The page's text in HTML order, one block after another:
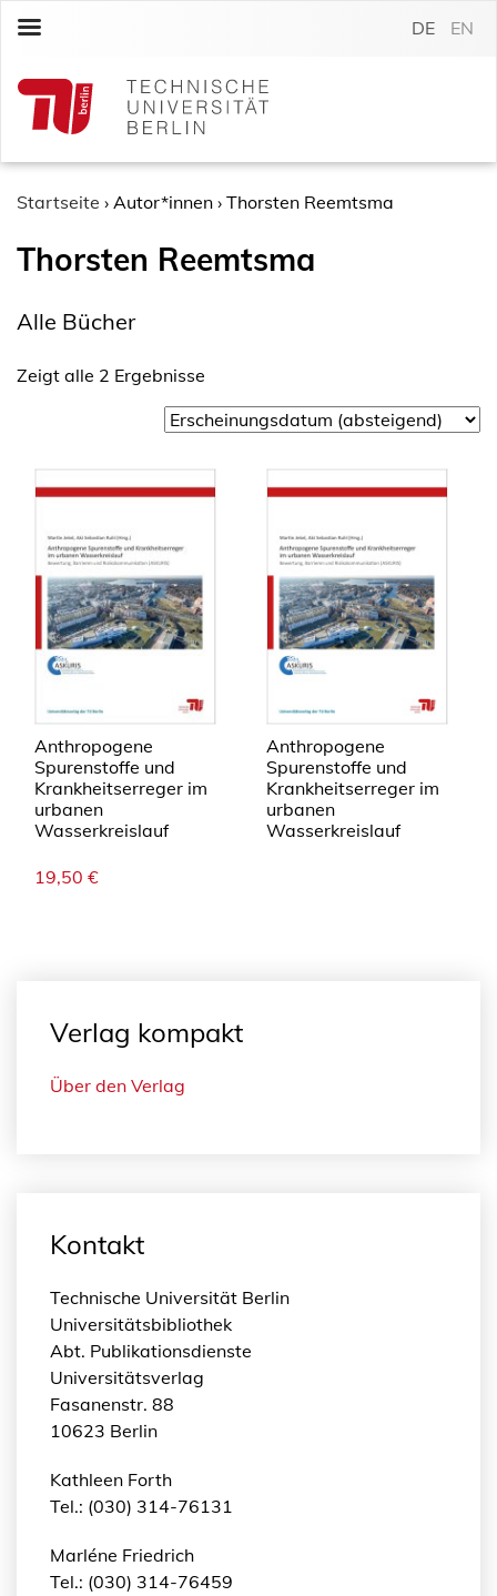
c
DE EN
Startseite › Autor*innen › Thorsten Reemtsma
Thorsten Reemtsma
Alle Bücher
Zeigt alle 2 Ergebnisse
Anthropogene
Spurenstoffe und
Krankheitserreger im
urbanen
Wasserkreislauf
19,50 €
Anthropogene
Spurenstoffe und
Krankheitserreger im
urbanen
Wasserkreislauf
Verlag kompakt
Über den Verlag
Kontakt
Technische Universität Berlin
Universitätsbibliothek
Abt. Publikationsdienste
Universitätsverlag
Fasanenstr. 88
10623 Berlin
Kathleen Forth
Tel.: (030) 314-76131
Marléne Friedrich
Tel.: (030) 314-76459